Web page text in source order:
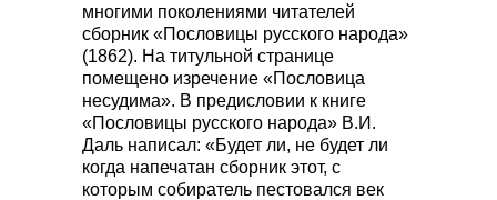
многими поколениями читателей
сборник «Пословицы русского народа»
(1862). На титульной странице
помещено изречение «Пословица
несудима». В предисловии к книге
«Пословицы русского народа» В.И.
Даль написал: «Будет ли, не будет ли
когда напечатан сборник этот, с
которым собиратель пестовался век